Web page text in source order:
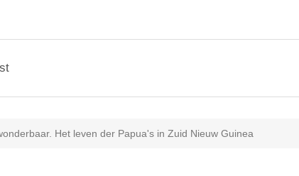
Het leven der Papua's in Zuid Nieuw Guinea